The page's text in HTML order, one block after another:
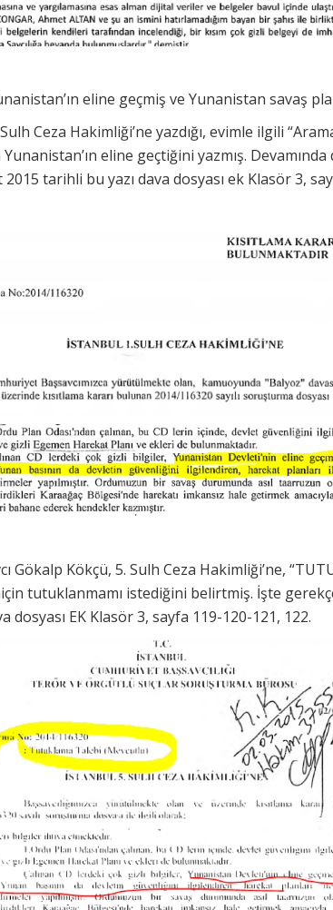
eline geçmiş ve Yunanistan savaş
Ceza Hakimliği’ne yazdığı, evimle ilgili
eline geçtiğini yazmış. Devamında
tarihli bu yazı dava dosyası ek Klasör 3,
Gökalp Kökçü, 5. Sulh Ceza Hakimliği’ne,
niçin tutuklanmamı istediğini belirtmiş. İşte
EK Klasör 3, sayfa 119-120-121, 122.